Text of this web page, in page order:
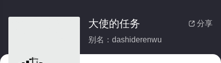
 分享
大使的任务
别名：dashiderenwu